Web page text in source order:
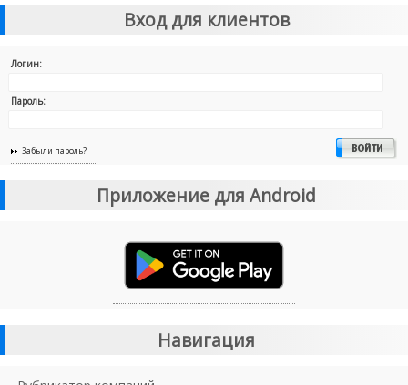
Вход для клиентов
Логин:
Пароль:
Забыли пароль?
Приложение для Android
Навигация